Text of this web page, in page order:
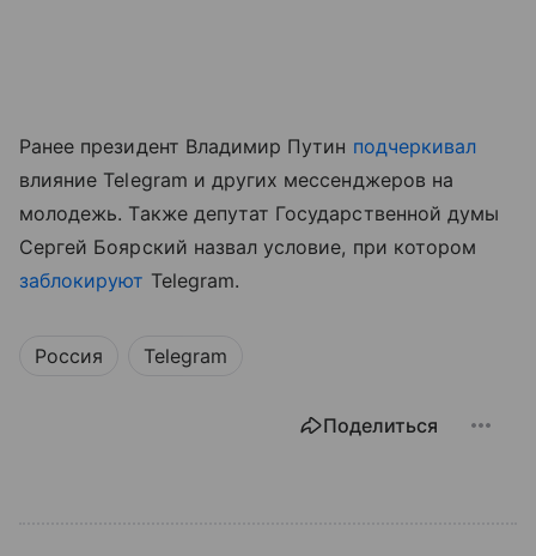
Ранее президент Владимир Путин подчеркивал
влияние Telegram и других мессенджеров на
молодежь. Также депутат Государственной думы
Сергей Боярский назвал условие, при котором
заблокируют Telegram.
Россия Telegram
Поделиться